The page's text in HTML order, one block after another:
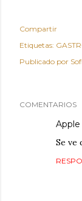
Compartir
Etiquetas:
Publicado por
COMENTARIOS
Apple
Se ve